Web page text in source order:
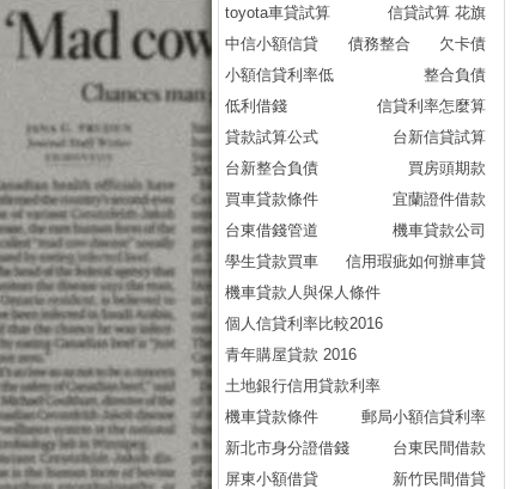
toyota車貸試算
信貸試算 花旗
中信小額信貸
債務整合
欠卡債
小額信貸利率低
整合負債
低利借錢
信貸利率怎麼算
貸款試算公式
台新信貸試算
台新整合負債
買房頭期款
買車貸款條件
宜蘭證件借款
台東借錢管道
機車貸款公司
學生貸款買車
信用瑕疵如何辦車貸
機車貸款人與保人條件
個人信貸利率比較2016
青年購屋貸款 2016
土地銀行信用貸款利率
機車貸款條件
郵局小額信貸利率
新北市身分證借錢
台東民間借款
屏東小額借貸
新竹民間借貸